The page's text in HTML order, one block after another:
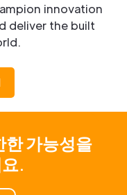
innovation
deliver the built
한 가능성을
.